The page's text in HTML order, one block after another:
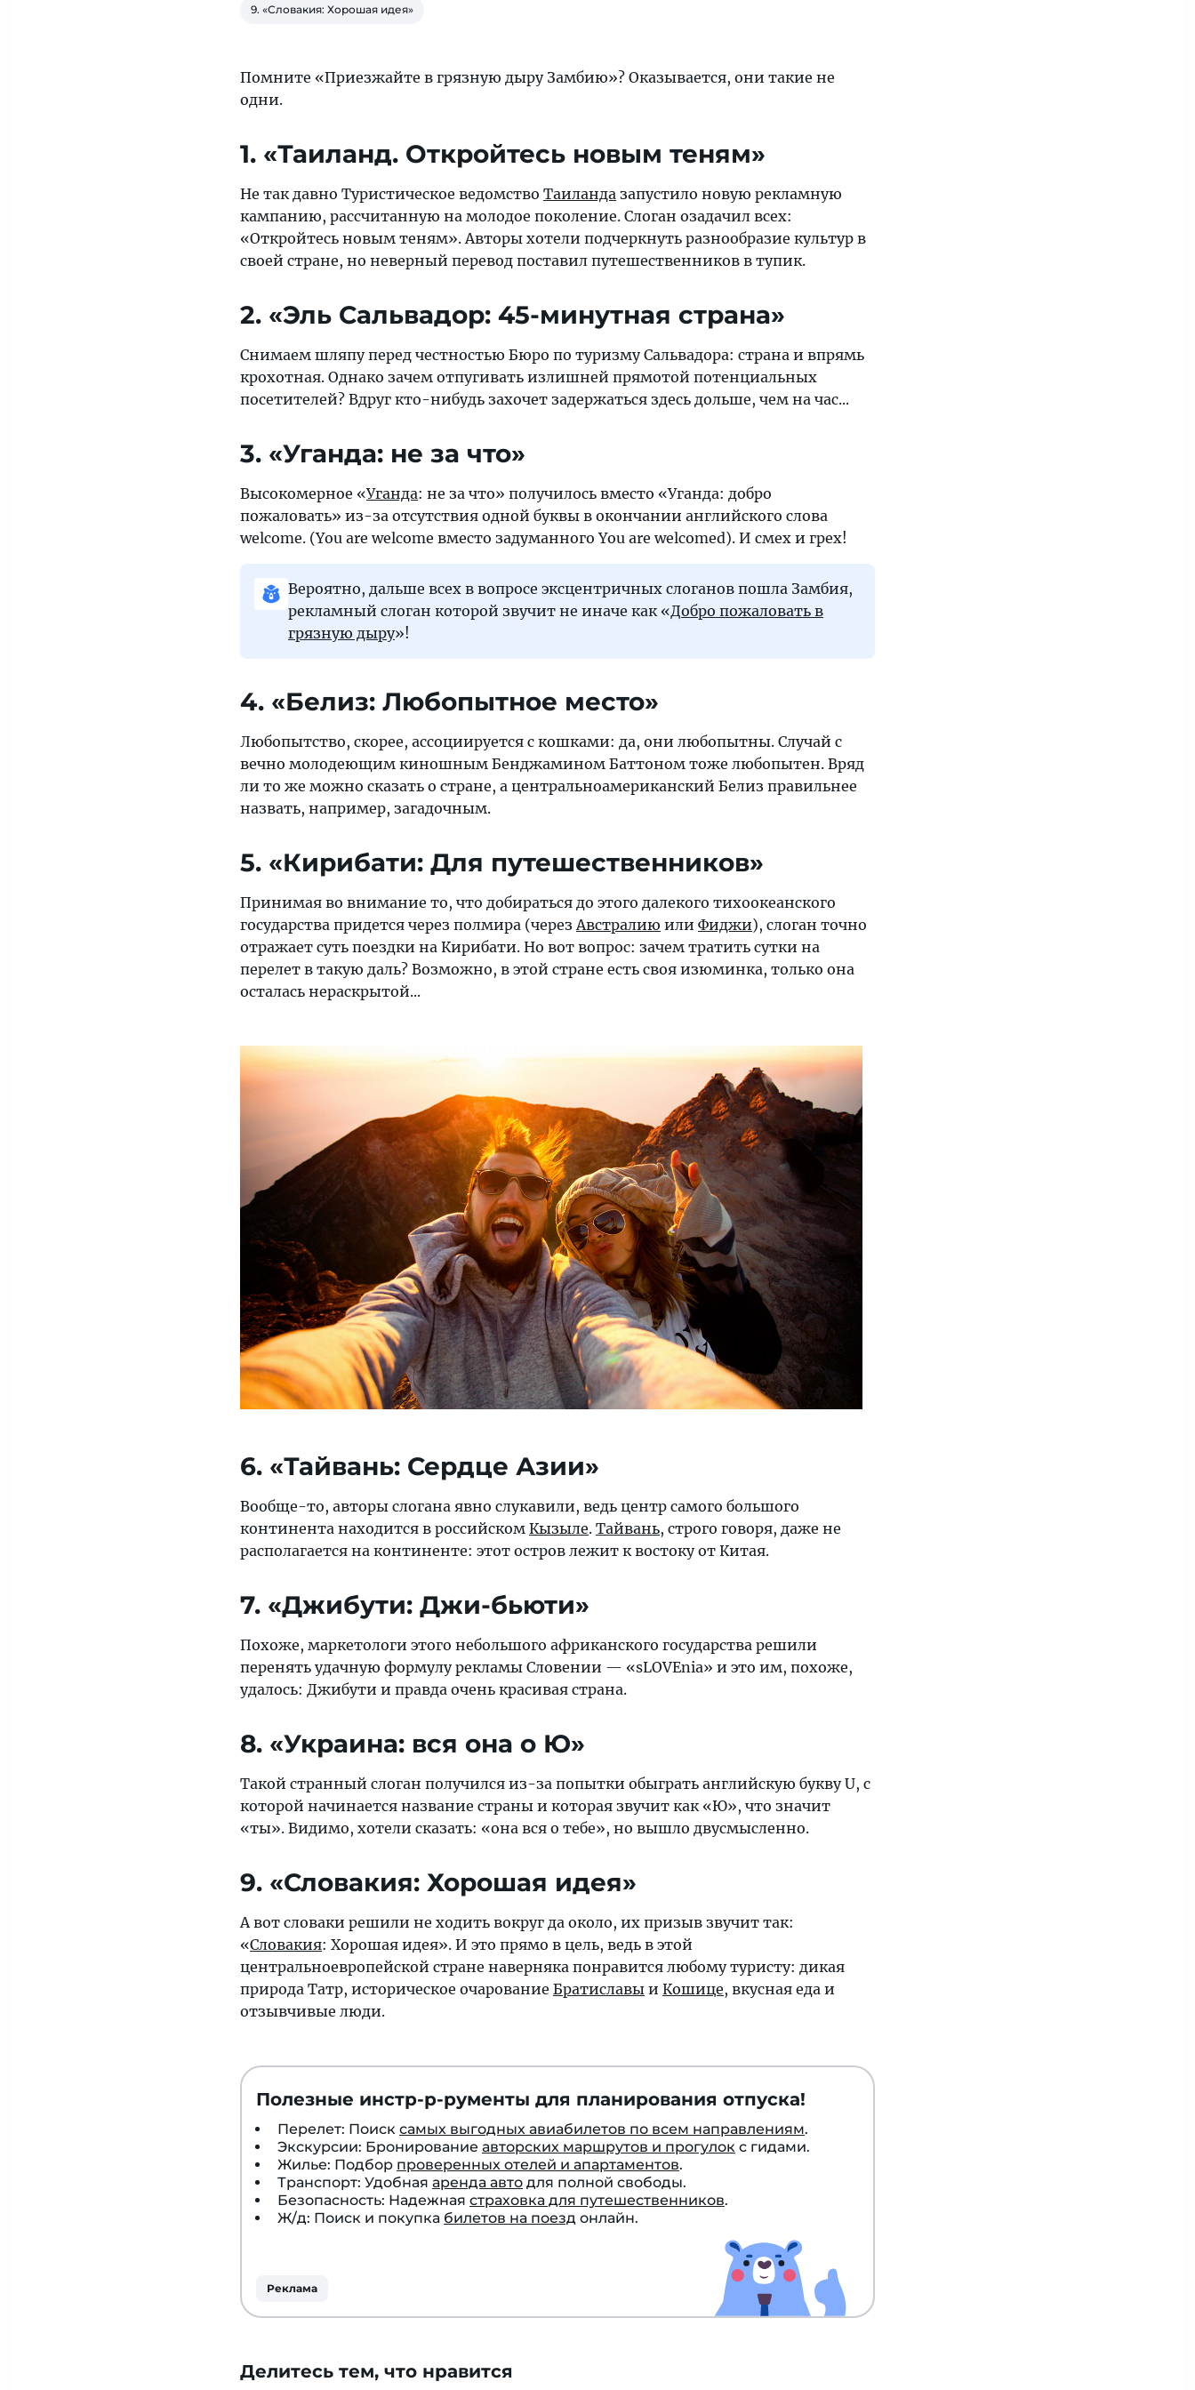
яркие
от
«Тонкостей
Рейтинги
подборки
о
туризме
на
«Тонкостей».
9. «Словакия: Хорошая идея»
Помните «Приезжайте в грязную дыру Замбию»? Оказывается, они такие не
одни.
1. «Таиланд. Откройтесь новым теням»
Не так давно Туристическое ведомство Таиланда запустило новую рекламную
кампанию, рассчитанную на молодое поколение. Слоган озадачил всех:
«Откройтесь новым теням». Авторы хотели подчеркнуть разнообразие культур в
своей стране, но неверный перевод поставил путешественников в тупик.
2. «Эль Сальвадор: 45-минутная страна»
Снимаем шляпу перед честностью Бюро по туризму Сальвадора: страна и впрямь
крохотная. Однако зачем отпугивать излишней прямотой потенциальных
посетителей? Вдруг кто-нибудь захочет задержаться здесь дольше, чем на час...
3. «Уганда: не за что»
Высокомерное «Уганда: не за что» получилось вместо «Уганда: добро
пожаловать» из-за отсутствия одной буквы в окончании английского слова
welcome. (You are welcome вместо задуманного You are welcomed). И смех и грех!
Вероятно, дальше всех в вопросе эксцентричных слоганов пошла Замбия,
рекламный слоган которой звучит не иначе как «Добро пожаловать в
грязную дыру»!
4. «Белиз: Любопытное место»
Любопытство, скорее, ассоциируется с кошками: да, они любопытны. Случай с
вечно молодеющим киношным Бенджамином Баттоном тоже любопытен. Вряд
ли то же можно сказать о стране, а центральноамериканский Белиз правильнее
назвать, например, загадочным.
5. «Кирибати: Для путешественников»
Принимая во внимание то, что добираться до этого далекого тихоокеанского
государства придется через полмира (черезАвстралию или Фиджи), слоган точно
отражает суть поездки на Кирибати. Но вот вопрос: зачем тратить сутки на
перелет в такую даль? Возможно, в этой стране есть своя изюминка, только она
осталась нераскрытой...
6. «Тайвань: Сердце Азии»
Вообще-то, авторы слогана явно слукавили, ведь центр самого большого
континента находится в российском Кызыле. Тайвань, строго говоря, даже не
располагается на континенте: этот остров лежит к востоку от Китая.
7. «Джибути: Джи-бьюти»
Похоже, маркетологи этого небольшого африканского государства решили
перенять удачную формулу рекламы Словении — «sLOVEnia» и это им, похоже,
удалось: Джибути и правда очень красивая страна.
8. «Украина: вся она о Ю»
Такой странный слоган получился из-за попытки обыграть английскую букву U, с
которой начинается название страны и которая звучит как «Ю», что значит
«ты». Видимо, хотели сказать: «она вся о тебе», но вышло двусмысленно.
9. «Словакия: Хорошая идея»
А вот словаки решили не ходить вокруг да около, их призыв звучит так:
«Словакия: Хорошая идея». И это прямо в цель, ведь в этой
центральноевропейской стране наверняка понравится любому туристу: дикая
природа Татр, историческое очарование Братиславы и Кошице, вкусная еда и
отзывчивые люди.
Полезные инстр-р-рументы для планирования отпуска!
Перелет: Поиск самых выгодных авиабилетов по всем направлениям.
Экскурсии: Бронирование авторских маршрутов и прогулок с гидами.
Жилье: Подбор проверенных отелей и апартаментов.
Транспорт: Удобная аренда авто для полной свободы.
Безопасность: Надежная страховка для путешественников.
Ж/д: Поиск и покупка билетов на поезд онлайн.
Реклама
Делитесь тем, что нравится